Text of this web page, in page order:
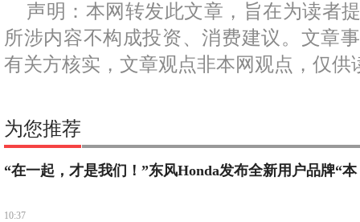
声明：本网转发此文章，旨在为读者
所涉内容不构成投资、消费建议。文章
有关方核实，文章观点非本网观点，仅供
为您推荐
“在一起，才是我们！”东风Honda发布全新用户品牌“本
10:37